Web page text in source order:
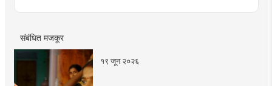
संबंधित मजकूर
१९ जून २०२६